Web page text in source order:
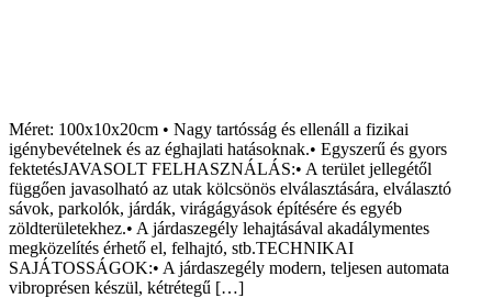
Méret: 100x10x20cm • Nagy tartósság és ellenáll a fizikai
igénybevételnek és az éghajlati hatásoknak.• Egyszerű és gyors
fektetésJAVASOLT FELHASZNÁLÁS:• A terület jellegétől
függően javasolható az utak kölcsönös elválasztására, elválasztó
sávok, parkolók, járdák, virágágyások építésére és egyéb
zöldterületekhez.• A járdaszegély lehajtásával akadálymentes
megközelítés érhető el, felhajtó, stb.TECHNIKAI
SAJÁTOSSÁGOK:• A járdaszegély modern, teljesen automata
vibroprésen készül, kétrétegű […]